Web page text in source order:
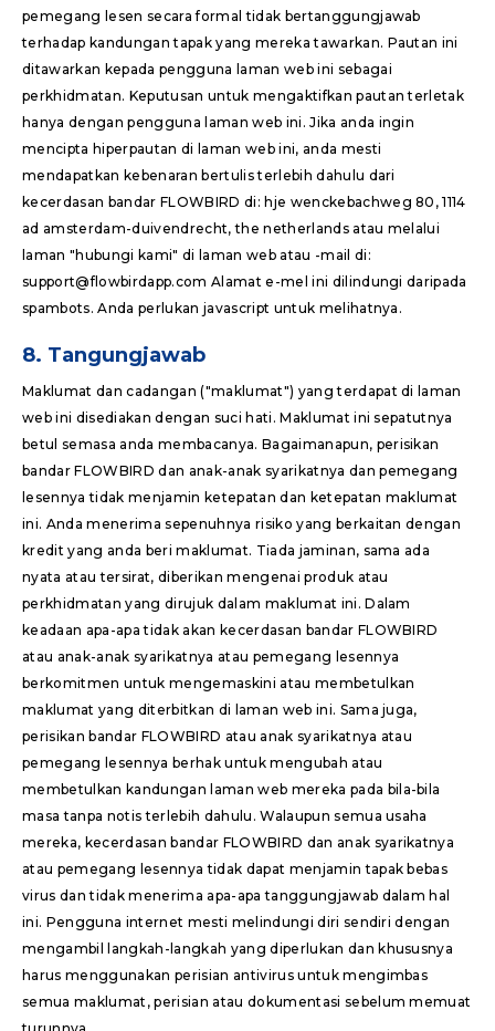
pemegang lesen secara formal tidak bertanggungjawab
terhadap kandungan tapak yang mereka tawarkan. Pautan ini
ditawarkan kepada pengguna laman web ini sebagai
perkhidmatan. Keputusan untuk mengaktifkan pautan terletak
hanya dengan pengguna laman web ini. Jika anda ingin
mencipta hiperpautan di laman web ini, anda mesti
mendapatkan kebenaran bertulis terlebih dahulu dari
kecerdasan bandar FLOWBIRD di: hje wenckebachweg 80, 1114
ad amsterdam-duivendrecht, the netherlands atau melalui
laman "hubungi kami" di laman web atau -mail di:
support@flowbirdapp.com Alamat e-mel ini dilindungi daripada
spambots. Anda perlukan javascript untuk melihatnya.
8. Tangungjawab
Maklumat dan cadangan ("maklumat") yang terdapat di laman
web ini disediakan dengan suci hati. Maklumat ini sepatutnya
betul semasa anda membacanya. Bagaimanapun, perisikan
bandar FLOWBIRD dan anak-anak syarikatnya dan pemegang
lesennya tidak menjamin ketepatan dan ketepatan maklumat
ini. Anda menerima sepenuhnya risiko yang berkaitan dengan
kredit yang anda beri maklumat. Tiada jaminan, sama ada
nyata atau tersirat, diberikan mengenai produk atau
perkhidmatan yang dirujuk dalam maklumat ini. Dalam
keadaan apa-apa tidak akan kecerdasan bandar FLOWBIRD
atau anak-anak syarikatnya atau pemegang lesennya
berkomitmen untuk mengemaskini atau membetulkan
maklumat yang diterbitkan di laman web ini. Sama juga,
perisikan bandar FLOWBIRD atau anak syarikatnya atau
pemegang lesennya berhak untuk mengubah atau
membetulkan kandungan laman web mereka pada bila-bila
masa tanpa notis terlebih dahulu. Walaupun semua usaha
mereka, kecerdasan bandar FLOWBIRD dan anak syarikatnya
atau pemegang lesennya tidak dapat menjamin tapak bebas
virus dan tidak menerima apa-apa tanggungjawab dalam hal
ini. Pengguna internet mesti melindungi diri sendiri dengan
mengambil langkah-langkah yang diperlukan dan khususnya
harus menggunakan perisian antivirus untuk mengimbas
semua maklumat, perisian atau dokumentasi sebelum memuat